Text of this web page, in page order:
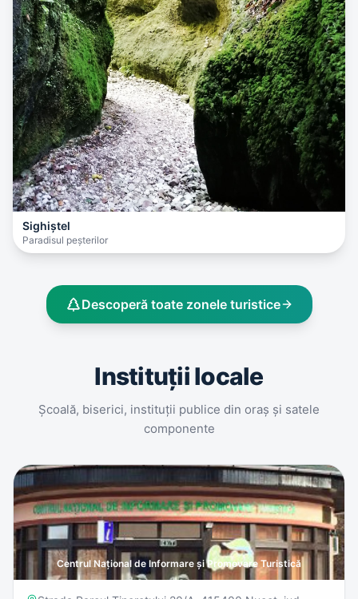
Sighiștel
Paradisul peșterilor
Descoperă toate zonele turistice
Instituții locale
Școală, biserici, instituții publice din oraș și satele
componente
Centrul Național de Informare și Promovare Turistică